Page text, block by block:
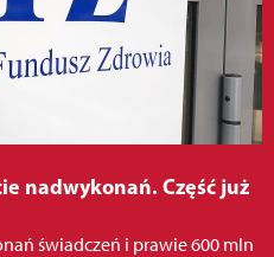
nadwykonań. Część już
świadczeń i prawie 600 mln